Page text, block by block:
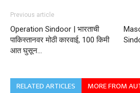
Previous article
Operation Sindoor | भारताची
पाकिस्तानवर मोठी कारवाई, 100 किमी
आत घुसून…
RELATED ARTICLES MORE FROM